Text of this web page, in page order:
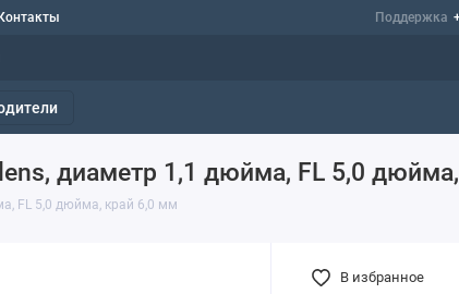
Контакты Поддержка
диаметр 1,1 дюйма, FL 5,0
FL 5,0 дюйма, край 6,0 мм
В избранное